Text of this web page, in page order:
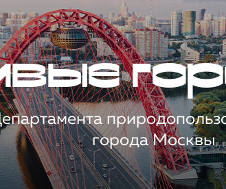
города Москвы